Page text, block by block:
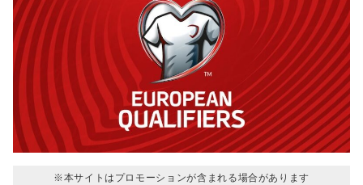
※本サイトはプロモーションが含まれる場合があります